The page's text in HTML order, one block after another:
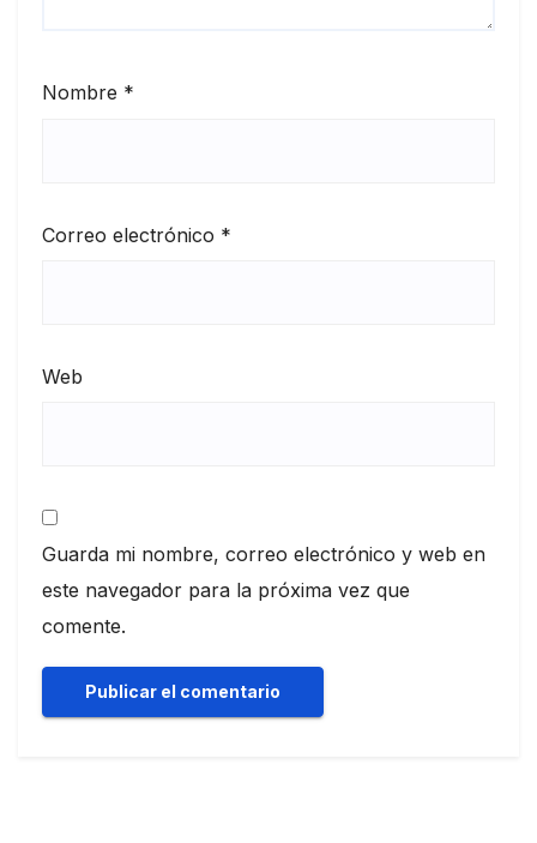
Nombre *
Correo electrónico *
Web
Guarda mi nombre, correo electrónico y web en
este navegador para la próxima vez que
comente.